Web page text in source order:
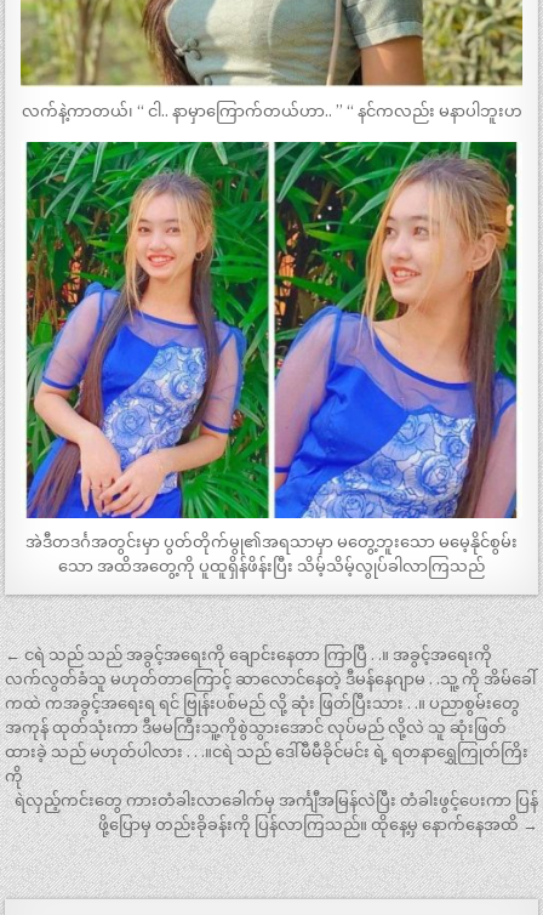
လက်နဲ့ကာတယ်၊ “ ငါ.. နာမှာကြောက်တယ်ဟာ.. ” “ နင်ကလည်း မနာပါဘူးဟ
အဲဒီတဒင်္ဂအတွင်းမှာ ပွတ်တိုက်မွု၏အရသာမှာ မတွေ့ဘူးသော မမေ့နိုင်စွမ်း
သော အထိအတွေ့ကို ပူထူရှိန်ဖိန်းပြီး သိမ့်သိမ့်လွုပ်ခါလာကြသည်
Post
navigation
← ငရဲ သည် သည် အခွင့်အရေးကို ချောင်းနေတာ ကြာပြီ . .။ အခွင့်အရေးကို
လက်လွတ်ခံသူ မဟုတ်တာကြောင့် ဆာလောင်နေတဲ့ ဒီမန်နေဂျာမ . .သူ့ ကို အိမ်ခေါ်
ကထဲ ကအခွင့်အရေးရ ရင် ဗြုန်းပစ်မည် လို့ ဆုံး ဖြတ်ပြီးသား . .။ ပညာစွမ်းတွေ
အကုန် ထုတ်သုံးကာ ဒီမမကြီးသူ့ကိုစွဲသွားအောင် လုပ်မည် လို့လဲ သူ ဆုံးဖြတ်
ထားခဲ့ သည် မဟုတ်ပါလား . . .။ငရဲ သည် ဒေါ်မီမီခိုင်မင်း ရဲ့ ရတနာရွှေကြုတ်ကြိး
ကို
ရဲလှည့်ကင်းတွေ ကားတံခါးလာခေါက်မှ အင်္ကျီအမြန်လဲပြီး တံခါးဖွင့်ပေးကာ ပြန်
ဖို့ပြောမှ တည်းခိုခန်းကို ပြန်လာကြသည်။ ထိုနေ့မှ နောက်နေအထိ →